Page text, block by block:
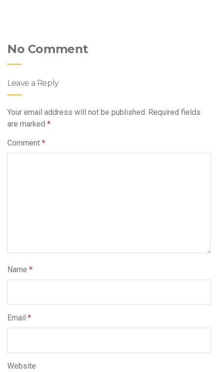
No Comment
Leave a Reply
Your email address will not be published. Required fields
are marked *
Comment *
Name *
Email *
Website